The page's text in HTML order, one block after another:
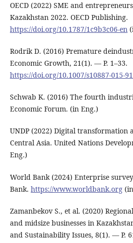
OECD (2022) SME and
Kazakhstan 2022. OECD Publishing.
https://doi.org/10.1787/1c9b3c06-en
Rodrik D. (2016) Premature
Economic Growth, 21(1). — Р. 1–33.
https://doi.org/10.1007/s10887-015-
Schwab K. (2016) The fourth
Economic Forum. (in Eng.)
UNDP (2022) Digital transformation
Central Asia. United Nations
Eng.)
World Bank (2024) Enterprise
Bank. https://www.worldbank.org(in
Zamanbekov S., et al. (2020)
and midsize businesses in
and Sustainability Issues, 8(1). — Р.